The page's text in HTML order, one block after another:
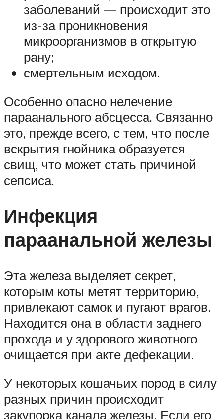
заболеваний — происходит это
из-за проникновения
микроорганизмов в открытую
рану;
смертельным исходом.
Особенно опасно нелечение
параанального абсцесса. Связанно
это, прежде всего, с тем, что после
вскрытия гнойника образуется
свищ, что может стать причиной
сепсиса.
Инфекция
параанальной железы
Эта железа выделяет секрет,
которым коты метят территорию,
привлекают самок и пугают врагов.
Находится она в области заднего
прохода и у здорового животного
очищается при акте дефекации.
У некоторых кошачьих пород в силу
разных причин происходит
закупорка канала железы. Если его